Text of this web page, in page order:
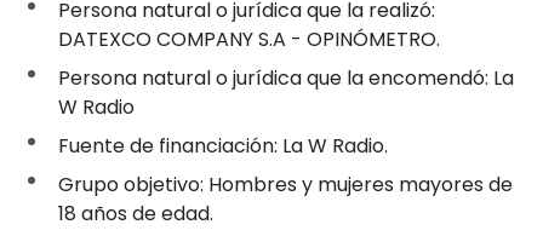
Persona natural o jurídica que la realizó:
DATEXCO COMPANY S.A - OPINÓMETRO.
Persona natural o jurídica que la encomendó: La
W Radio
Fuente de financiación: La W Radio.
Grupo objetivo: Hombres y mujeres mayores de
18 años de edad.